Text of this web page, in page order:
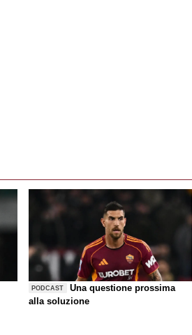
PODCAST
Una questione prossima
alla soluzione